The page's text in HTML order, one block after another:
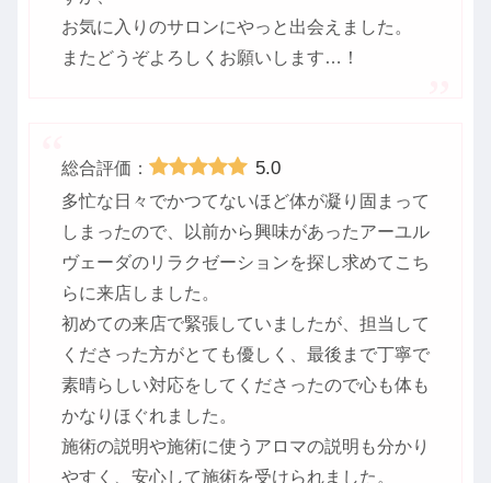
お気に入りのサロンにやっと出会えました。
またどうぞよろしくお願いします…！
総合評価： 5.0
多忙な日々でかつてないほど体が凝り固まって
しまったので、以前から興味があったアーユル
ヴェーダのリラクゼーションを探し求めてこち
らに来店しました。
初めての来店で緊張していましたが、担当して
くださった方がとても優しく、最後まで丁寧で
素晴らしい対応をしてくださったので心も体も
かなりほぐれました。
施術の説明や施術に使うアロマの説明も分かり
やすく、安心して施術を受けられました。